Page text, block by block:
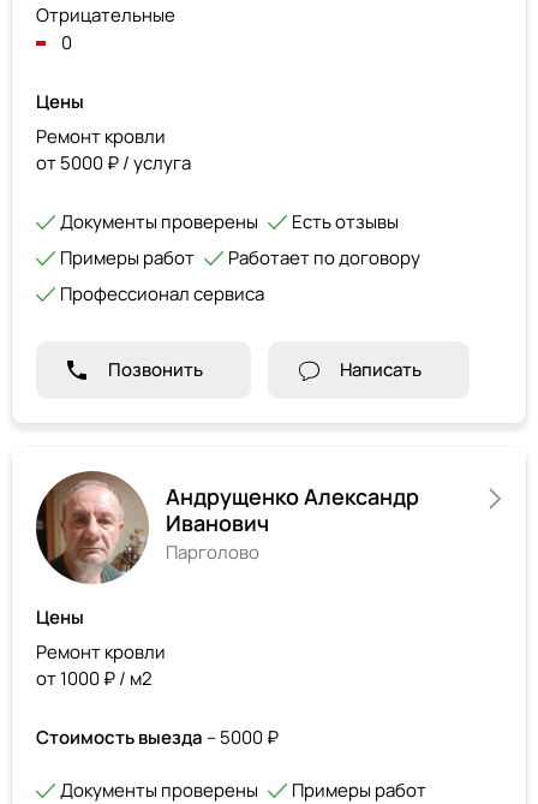
Отрицательные
0
Цены
Ремонт кровли
от 5000 ₽ / услуга
Документы проверены
Есть отзывы
Примеры работ
Работает по договору
Профессионал сервиса
Позвонить Написать
Андрущенко Александр
Иванович
Парголово
Цены
Ремонт кровли
от 1000 ₽ / м2
Стоимость выезда – 5000 ₽
Документы проверены
Примеры работ